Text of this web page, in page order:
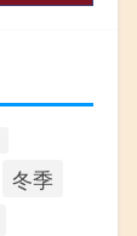
冬季